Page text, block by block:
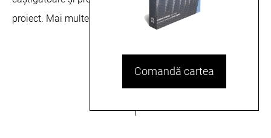
proiect. Mai multe despre această publicație
Comandă cartea